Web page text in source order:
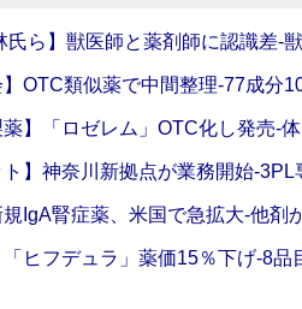
氏ら】獣医師と薬剤師に認識差‐
】OTC類似薬で中間整理‐77成分
薬】「ロゼレム」OTC化し発売‐
ト】神奈川新拠点が業務開始
規IgA腎症薬、米国で急拡大‐他剤
「ヒフデュラ」薬価15％下げ‐8